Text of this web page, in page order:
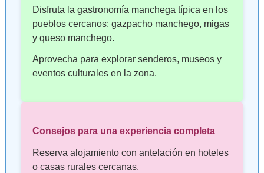
Disfruta la gastronomía manchega típica en los
pueblos cercanos: gazpacho manchego, migas
y queso manchego.
Aprovecha para explorar senderos, museos y
eventos culturales en la zona.
Consejos para una experiencia completa
Reserva alojamiento con antelación en hoteles
o casas rurales cercanas.